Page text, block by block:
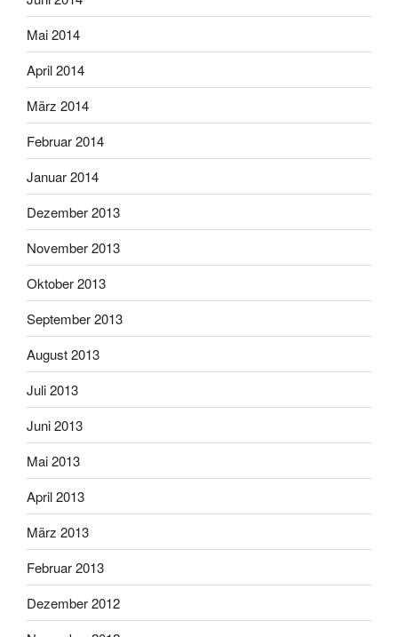
Mai 2014
April 2014
März 2014
Februar 2014
Januar 2014
Dezember 2013
November 2013
Oktober 2013
September 2013
August 2013
Juli 2013
Juni 2013
Mai 2013
April 2013
März 2013
Februar 2013
Dezember 2012